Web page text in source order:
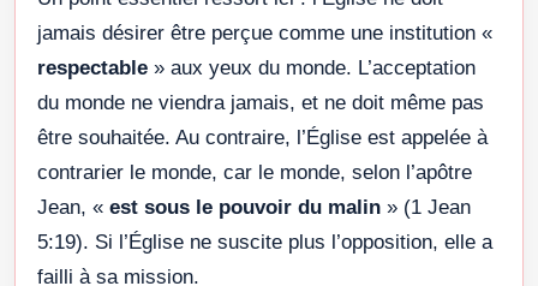
jamais désirer être perçue comme une institution «
respectable » aux yeux du monde. L’acceptation
du monde ne viendra jamais, et ne doit même pas
être souhaitée. Au contraire, l’Église est appelée à
contrarier le monde, car le monde, selon l’apôtre
Jean, « est sous le pouvoir du malin » (1 Jean
5:19). Si l’Église ne suscite plus l’opposition, elle a
failli à sa mission.